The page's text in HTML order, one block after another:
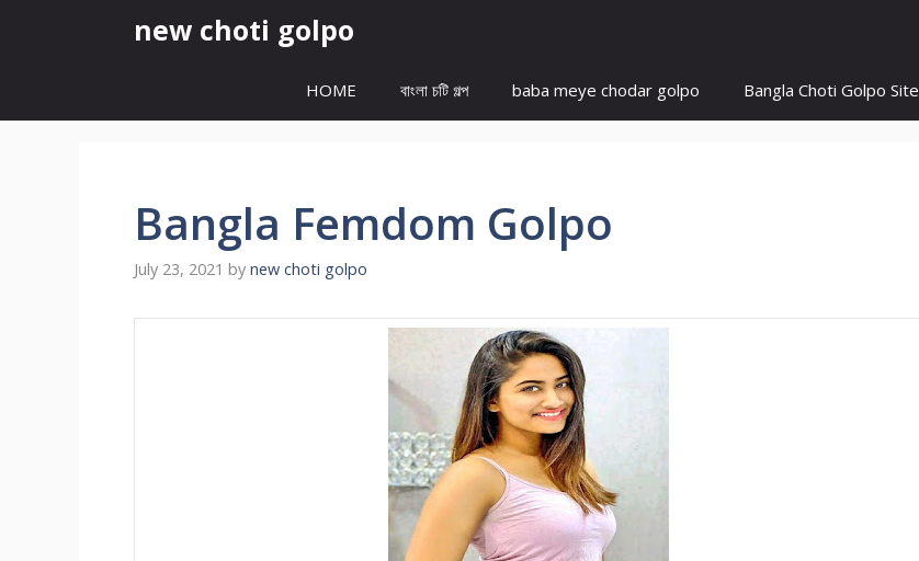
new choti golpo
HOME বাংলা চটি গল্প baba meye chodar golpo Bangla Choti Golpo Site
Bangla Femdom Golpo
July 23, 2021 by new choti golpo